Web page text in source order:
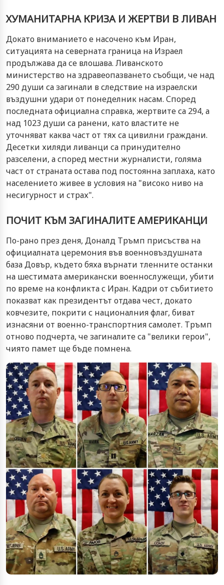
ХУМАНИТАРНА КРИЗА И ЖЕРТВИ В ЛИВАН
Докато вниманието е насочено към Иран,
ситуацията на северната граница на Израел
продължава да се влошава. Ливанското
министерство на здравеопазването съобщи, че над
290 души са загинали в следствие на израелски
въздушни удари от понеделник насам. Според
последната официална справка, жертвите са 294, а
над 1023 души са ранени, като властите не
уточняват каква част от тях са цивилни граждани.
Десетки хиляди ливанци са принудително
разселени, а според местни журналисти, голяма
част от страната остава под постоянна заплаха, като
населението живее в условия на "високо ниво на
несигурност и страх".
ПОЧИТ КЪМ ЗАГИНАЛИТЕ АМЕРИКАНЦИ
По-рано през деня, Доналд Тръмп присъства на
официалната церемония във военновъздушната
база Довър, където бяха върнати тленните останки
на шестимата американски военнослужещи, убити
по време на конфликта с Иран. Кадри от събитието
показват как президентът отдава чест, докато
ковчезите, покрити с националния флаг, биват
изнасяни от военно-транспортния самолет. Тръмп
отново подчерта, че загиналите са "велики герои",
чиято памет ще бъде помнена.